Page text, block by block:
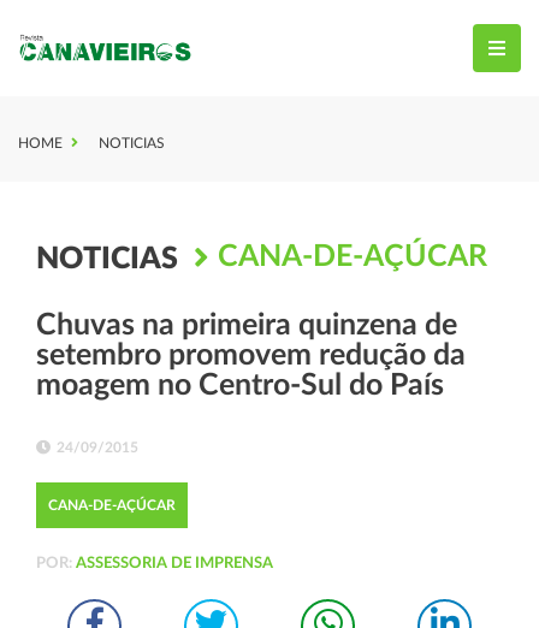
HOME NOTICIAS
NOTICIAS CANA-DE-AÇÚCAR
Chuvas na primeira quinzena de
setembro promovem redução da
moagem no Centro-Sul do País
24/09/2015
CANA-DE-AÇÚCAR
POR: ASSESSORIA DE IMPRENSA